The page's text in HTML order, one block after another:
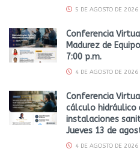
5 DE AGOSTO DE 2026
Conferencia
Madurez de
7:00 p.m.
4 DE AGOSTO DE 2026
Conferencia
cálculo hidráulico
instalaciones
Jueves 13 de
4 DE AGOSTO DE 2026